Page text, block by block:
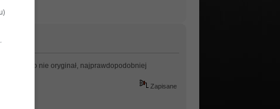
bo to nie oryginał, najprawdopodobniej
Zapisane